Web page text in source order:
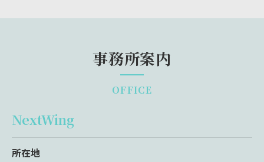
事務所案内
OFFICE
NextWing
所在地